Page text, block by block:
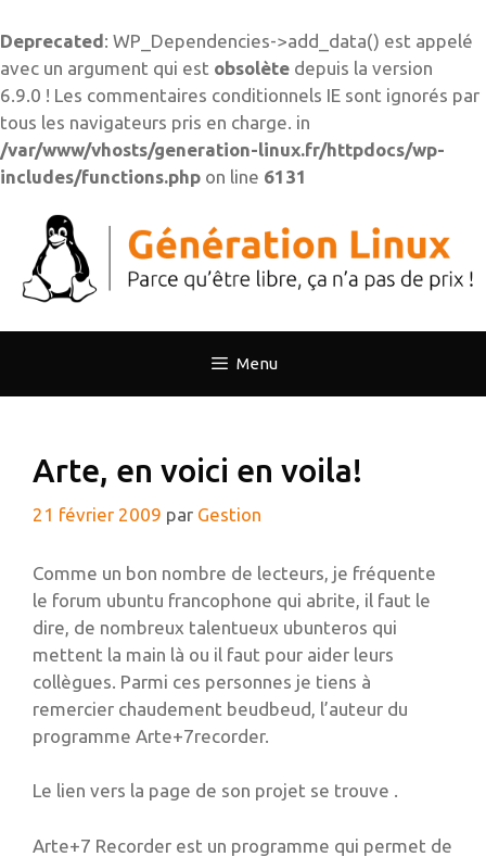
Deprecated: WP_Dependencies->add_data() est appelé
avec un argument qui est obsolète depuis la version
6.9.0 ! Les commentaires conditionnels IE sont ignorés par
tous les navigateurs pris en charge. in
/var/www/vhosts/generation-linux.fr/httpdocs/wp-
includes/functions.php on line 6131
contenu
Menu
Arte, en voici en voila!
21 février 2009 par Gestion
Comme un bon nombre de lecteurs, je fréquente
le forum ubuntu francophone qui abrite, il faut le
dire, de nombreux talentueux ubunteros qui
mettent la main là ou il faut pour aider leurs
collègues. Parmi ces personnes je tiens à
remercier chaudement beudbeud, l’auteur du
programme Arte+7recorder.
Le lien vers la page de son projet se trouve .
Arte+7 Recorder est un programme qui permet de